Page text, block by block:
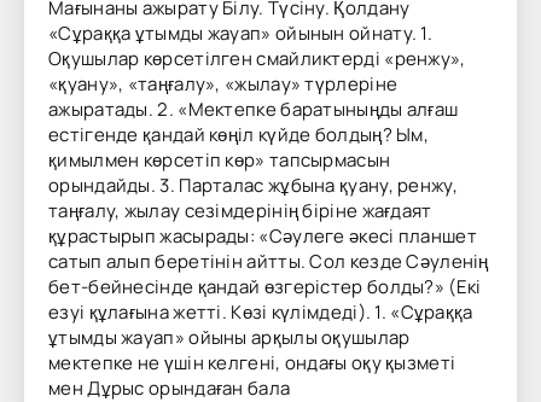
Мағынаны ажырату Білу. Түсіну. Қолдану
«Сұраққа ұтымды жауап» ойынын ойнату. 1.
Оқушылар көрсетілген смайликтерді «ренжу»,
«қуану», «таңғалу», «жылау» түрлеріне
ажыратады. 2. «Мектепке баратыныңды алғаш
естігенде қандай көңіл күйде болдың? Ым,
қимылмен көрсетіп көр» тапсырмасын
орындайды. 3. Парталас жұбына қуану, ренжу,
таңғалу, жылау сезімдерінің біріне жағдаят
құрастырып жасырады: «Сәулеге әкесі планшет
сатып алып беретінін айтты. Сол кезде Сәуленің
бет-бейнесінде қандай өзгерістер болды?» (Екі
езуі құлағына жетті. Көзі күлімдеді). 1. «Сұраққа
ұтымды жауап» ойыны арқылы оқушылар
мектепке не үшін келгені, ондағы оқу қызметі
мен Дұрыс орындаған бала